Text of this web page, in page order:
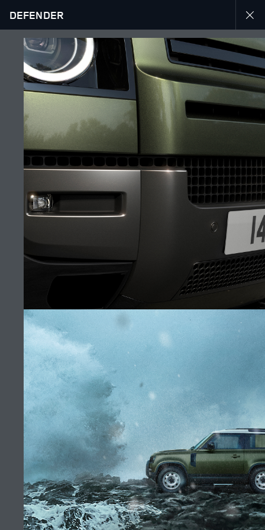
ANNÉE-MODÈLE 26
GALERIE
DEFENDER
UN DEFENDER INIMITABLE
(10)
SUIVEZ LA CONVERSATION
Marché
Langue
TROUVER UN DÉTAILLANT
EMPLOIS
CONDITIONS GÉNÉRALES
CONTACTEZ-NOUS
POLITIQUE DE CONFIDENTIALITÉ
COOKIES
JAGUAR LAND ROVER CORPORATE